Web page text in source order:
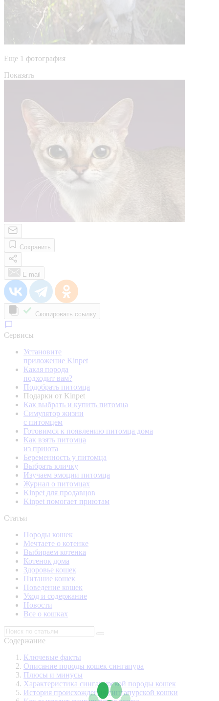
Еще 1 фотография
Показать
Сохранить
E-mail
Скопировать ссылку
Сервисы
Установите
приложение Kinpet
Какая порода
подходит вам?
Подобрать питомца
Подарки от Kinpet
Как выбрать и купить питомца
Симулятор жизни
с питомцем
Готовимся к появлению питомца дома
Как взять питомца
из приюта
Беременность у питомца
Выбрать кличку
Изучаем эмоции питомца
Журнал о питомцах
Kinpet для продавцов
Kinpet помогает приютам
Статьи
Породы кошек
Мечтаете о котенке
Выбираем котенка
Котенок дома
Здоровье кошек
Питание кошек
Поведение кошек
Уход и содержание
Новости
Все о кошках
Содержание
Ключевые факты
Описание породы кошек сингапура
Плюсы и минусы
Характеристика сингапурской породы кошек
История происхождения сингапурской кошки